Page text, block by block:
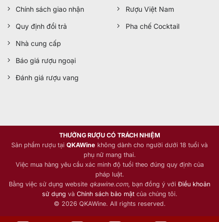
Chính sách giao nhận
Quy định đổi trả
Nhà cung cấp
Báo giá rượu ngoại
Đánh giá rượu vang
Rượu Việt Nam
Pha chế Cocktail
THƯỞNG RƯỢU CÓ TRÁCH NHIỆM
Sản phẩm rượu tại QKAWine không dành cho người dưới 18 tuổi và
phụ nữ mang thai.
Việc mua hàng yêu cầu xác minh độ tuổi theo đúng quy định của
pháp luật.
Bằng việc sử dụng website qkawine.com, bạn đồng ý với Điều khoản
sử dụng và Chính sách bảo mậtcủa chúng tôi.
© 2026 QKAWine. All rights reserved.